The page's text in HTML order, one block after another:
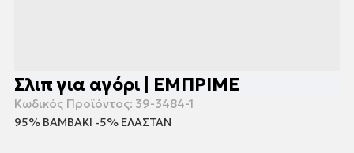
Σλιπ για αγόρι | ΕΜΠΡΙΜΕ
Κωδικός Προϊόντος: 39-3484-1
95% ΒΑΜΒΑΚΙ -5% ΕΛΑΣΤΑΝ